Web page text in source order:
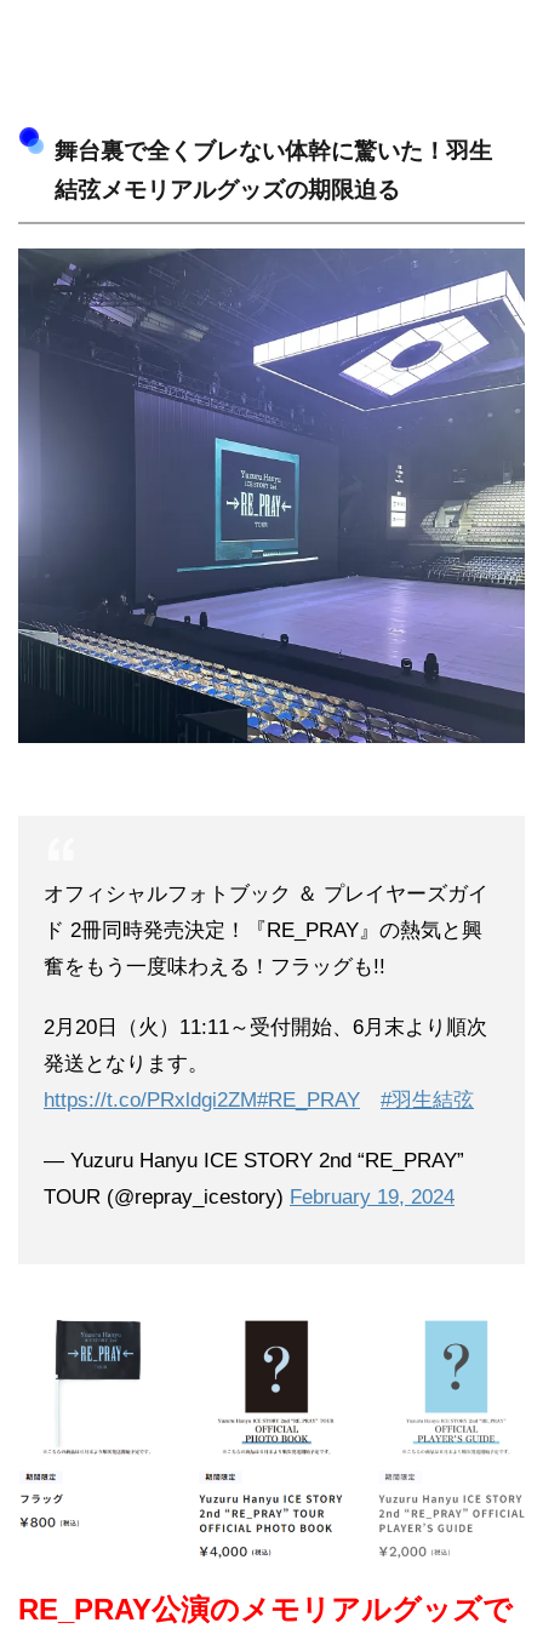
舞台裏で全くブレない体幹に驚いた！羽生
結弦メモリアルグッズの期限迫る
オフィシャルフォトブック ＆ プレイヤーズガイ
ド 2冊同時発売決定！『RE_PRAY』の熱気と興
奮をもう一度味わえる！フラッグも!!
2月20日（火）11:11～受付開始、6月末より順次
発送となります。
https://t.co/PRxldgi2ZM#RE_PRAY #羽生結弦
— Yuzuru Hanyu ICE STORY 2nd “RE_PRAY”
TOUR (@repray_icestory) February 19, 2024
RE_PRAY公演のメモリアルグッズで